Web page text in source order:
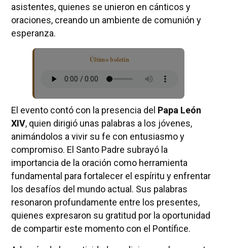
asistentes, quienes se unieron en cánticos y
oraciones, creando un ambiente de comunión y
esperanza.
Último boletín
El evento contó con la presencia del Papa León
XIV, quien dirigió unas palabras a los jóvenes,
animándolos a vivir su fe con entusiasmo y
compromiso. El Santo Padre subrayó la
importancia de la oración como herramienta
fundamental para fortalecer el espíritu y enfrentar
los desafíos del mundo actual. Sus palabras
resonaron profundamente entre los presentes,
quienes expresaron su gratitud por la oportunidad
de compartir este momento con el Pontífice.